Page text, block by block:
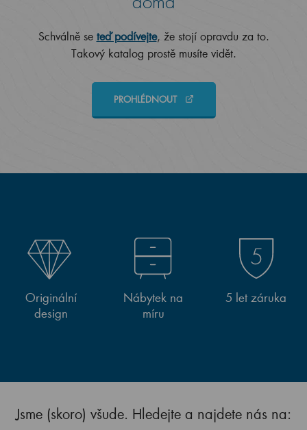
Schválně se teď podívejte, že stojí opravdu za to.
Takový katalog prostě musíte vidět.
PROHLÉDNOUT
Originální
design
Nábytek na
míru
5 let záruka
Jsme (skoro) všude. Hledejte a najdete nás na: